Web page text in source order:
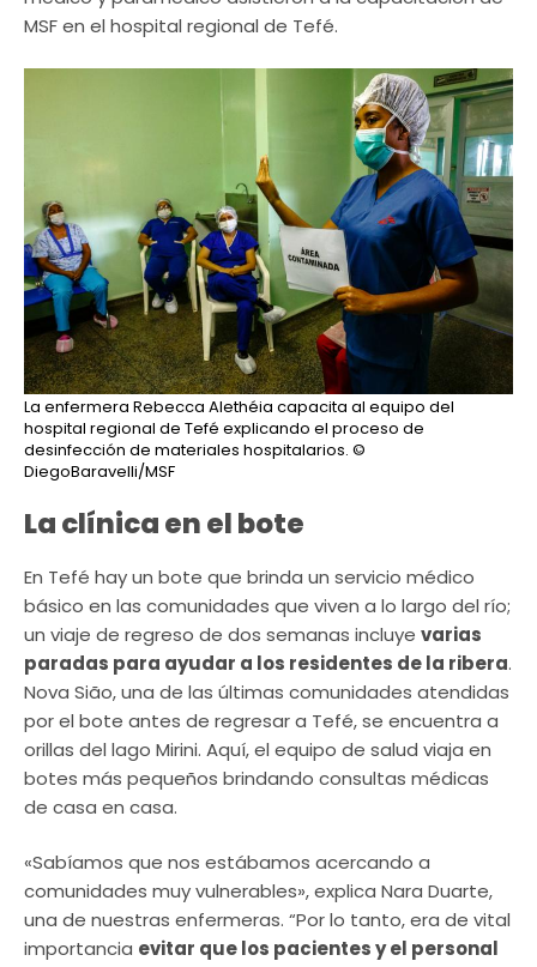
MSF en el hospital regional de Tefé.
La enfermera Rebecca Alethéia capacita al equipo del
hospital regional de Tefé explicando el proceso de
desinfección de materiales hospitalarios. ©
DiegoBaravelli/MSF
La clínica en el bote
En Tefé hay un bote que brinda un servicio médico
básico en las comunidades que viven a lo largo del río;
un viaje de regreso de dos semanas incluye varias
paradas para ayudar a los residentes de la ribera.
Nova Sião, una de las últimas comunidades atendidas
por el bote antes de regresar a Tefé, se encuentra a
orillas del lago Mirini. Aquí, el equipo de salud viaja en
botes más pequeños brindando consultas médicas
de casa en casa.
«Sabíamos que nos estábamos acercando a
comunidades muy vulnerables», explica Nara Duarte,
una de nuestras enfermeras. “Por lo tanto, era de vital
importancia evitar que los pacientes y el personal